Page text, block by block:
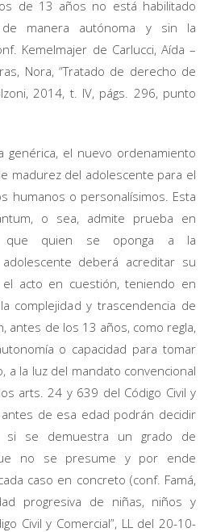
de 13 años no está habilitado
manera autónoma y sin la
Kemelmajer de Carlucci, Aída –
Nora, “Tratado de derecho de
2014, t. IV, págs. 296, punto
genérica, el nuevo ordenamiento
madurez del adolescente para el
humanos o personalísimos. Esta
o sea, admite prueba en
que quien se oponga a la
deberá acreditar su
acto en cuestión, teniendo en
complejidad y trascendencia de
antes de los 13 años, como regla,
o capacidad para tomar
a la luz del mandato convencional
arts. 24 y 639 del Código Civil y
antes de esa edad podrán decidir
si se demuestra un grado de
no se presume y por ende
caso en concreto (conf. Famá,
progresiva de niñas, niños y
Civil y Comercial”, LL del 20-10-